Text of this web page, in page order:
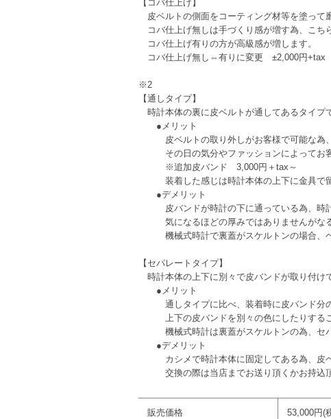
【コバ仕上げ】
皮ベルトの側面をコーティング材等を塗って
コバ仕上げ無しは手づくり感が増す為、こち
コバ仕上げ有りの方が高級感が増します。
コバ仕上げ無し⇔有りに変更 ±2,000円+tax
※2
【通しタイプ】
時計本体の裏に皮ベルトが通してあるタイプ
●メリット
皮ベルトの取り外しがお客様で可能な為、
その日の気分やファッションによってお客
※追加皮バンド 3,000円＋tax～
装着した感じは時計本体の上下に金具で留
●デメリット
皮バンドが時計の下に通っている為、時計
気になるほどの厚みではありませんがなる
機械式時計で裏蓋がスケルトンの場合、ベ
【セパレートタイプ】
時計本体の上下に別々で皮バンドが取り付け
●メリット
通しタイプに比べ、装着時に皮バンド
上下の皮バンドを別々の色にしたりするこ
機械式時計は裏蓋がスケルトンの為、セパ
●デメリット
カシメで時計本体に固定してある為、皮ベ
交換の際は当店までお送り頂くかお持込頂
販売価格 53,000円(